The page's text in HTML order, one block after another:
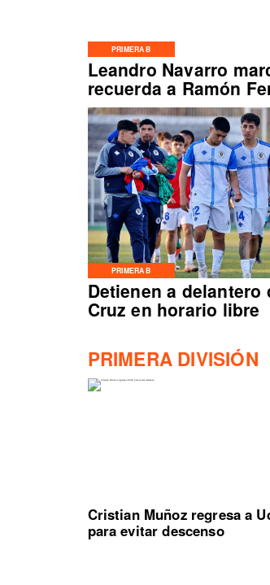
PRIMERA B
Leandro Navarro
recuerda a Ramón
PRIMERA B
Detienen a delantero
Cruz en horario libre
PRIMERA DIVISIÓN
Cristian Muñoz regresa a
para evitar descenso